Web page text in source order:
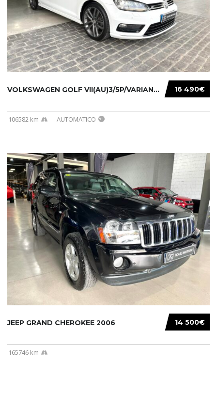
16 490€
VOLKSWAGEN GOLF VII(AU)3/5P/VARIANT(12-16 20...
106582 km AUTOMATICO
14 500€
JEEP GRAND CHEROKEE 2006
165746 km